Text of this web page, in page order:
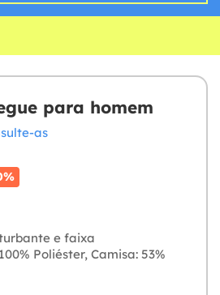
para homem
as
e faixa
Poliéster, Camisa: 53%